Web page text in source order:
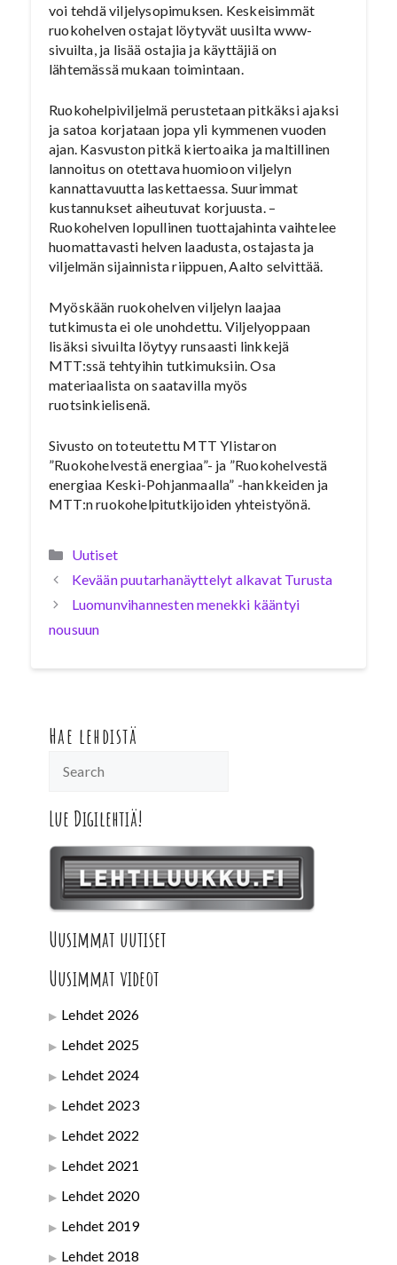
voi tehdä viljelysopimuksen. Keskeisimmät
ruokohelven ostajat löytyvät uusilta www-
sivuilta, ja lisää ostajia ja käyttäjiä on
lähtemässä mukaan toimintaan.
Ruokohelpiviljelmä perustetaan pitkäksi ajaksi
ja satoa korjataan jopa yli kymmenen vuoden
ajan. Kasvuston pitkä kiertoaika ja maltillinen
lannoitus on otettava huomioon viljelyn
kannattavuutta laskettaessa. Suurimmat
kustannukset aiheutuvat korjuusta. –
Ruokohelven lopullinen tuottajahinta vaihtelee
huomattavasti helven laadusta, ostajasta ja
viljelmän sijainnista riippuen, Aalto selvittää.
Myöskään ruokohelven viljelyn laajaa
tutkimusta ei ole unohdettu. Viljelyoppaan
lisäksi sivuilta löytyy runsaasti linkkejä
MTT:ssä tehtyihin tutkimuksiin. Osa
materiaalista on saatavilla myös
ruotsinkielisenä.
Sivusto on toteutettu MTT Ylistaron
”Ruokohelvestä energiaa”- ja ”Ruokohelvestä
energiaa Keski-Pohjanmaalla” -hankkeiden ja
MTT:n ruokohelpitutkijoiden yhteistyönä.
Kategoriat
Uutiset
Kevään puutarhanäyttelyt alkavat Turusta
Luomunvihannesten menekki kääntyi
nousuun
Hae lehdistä
Lue Digilehtiä!
Uusimmat uutiset
Uusimmat videot
Lehdet 2026
Lehdet 2025
Lehdet 2024
Lehdet 2023
Lehdet 2022
Lehdet 2021
Lehdet 2020
Lehdet 2019
Lehdet 2018